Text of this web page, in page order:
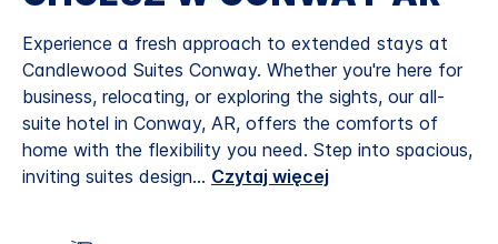
Experience a fresh approach to extended stays at
Candlewood Suites Conway. Whether you're here for
business, relocating, or exploring the sights, our all-
suite hotel in Conway, AR, offers the comforts of
home with the flexibility you need. Step into spacious,
inviting suites design... Czytaj więcej